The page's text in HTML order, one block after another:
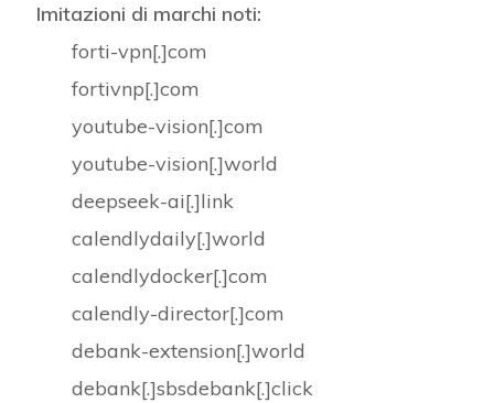
Imitazioni di marchi noti:
forti-vpn[.]com
fortivnp[.]com
youtube-vision[.]com
youtube-vision[.]world
deepseek-ai[.]link
calendlydaily[.]world
calendlydocker[.]com
calendly-director[.]com
debank-extension[.]world
debank[.]sbsdebank[.]click